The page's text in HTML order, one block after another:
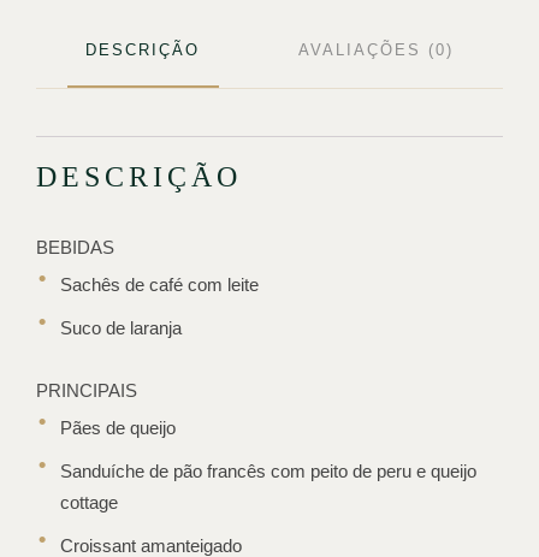
DESCRIÇÃO AVALIAÇÕES (0)
DESCRIÇÃO
BEBIDAS
Sachês de café com leite
Suco de laranja
PRINCIPAIS
Pães de queijo
Sanduíche de pão francês com peito de peru e queijo
cottage
Croissant amanteigado